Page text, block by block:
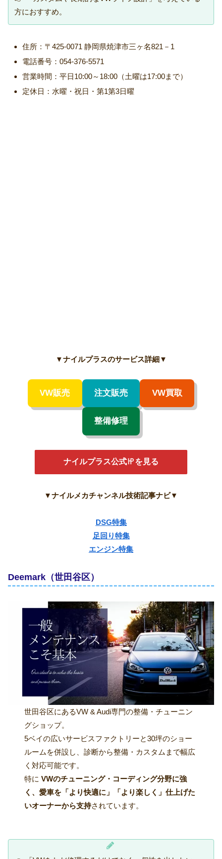
方におすすめ。
住所：〒425-0071 静岡県焼津市三ヶ名821－1
電話番号：054-376-5571
営業時間：平日10:00～18:00（土曜は17:00まで）
定休日：水曜・祝日・第1第3日曜
▼ナイルプラスのサービス詳細▼
VW販売 注文販売 VW買取
整備修理
ナイルプラス公式㏋を見る
▼ナイルメカチャンネル技術記事ナビ▼
DSG特集
足回り特集
エンジン特集
Deemark（世田谷区）
世田谷区にあるVW & Audi専門の整備・チューニン
グショップ。
5ベイの広いサービスファクトリーと30坪のショー
ルームを併設し、診断から整備・カスタムまで幅広
く対応可能です。
特にVWのチューニング・コーディング分野に強
く、愛車を「より快適に」「より楽しく」仕上げた
いオーナーから支持されています。